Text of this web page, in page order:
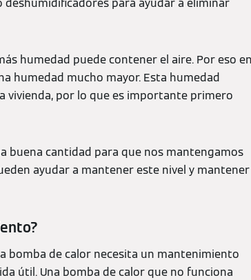
para ayudar a eliminar
humedad puede contener el aire. Por eso en
humedad mucho mayor. Esta humedad
vivienda, por lo que es importante primero
buena cantidad para que nos mantengamos
ayudar a mantener este nivel y mantener
bomba de calor necesita un mantenimiento
útil. Una bomba de calor que no funciona